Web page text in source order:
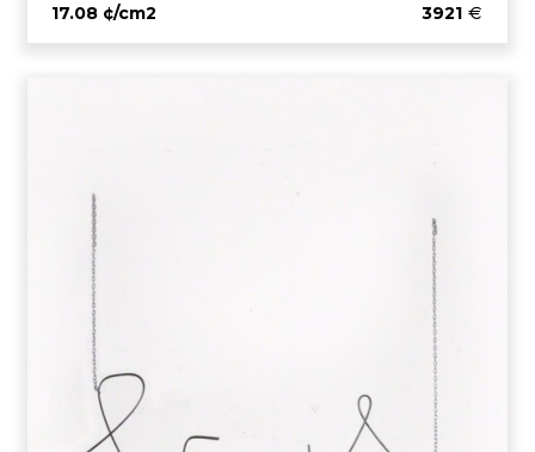
17.08 ¢/cm2 3921